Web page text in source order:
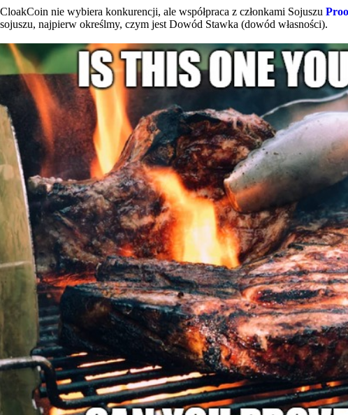
CloakCoin nie wybiera konkurencji, ale współpraca z członkami Sojuszu
sojuszu, najpierw określmy, czym jest Dowód Stawka (dowód własności).